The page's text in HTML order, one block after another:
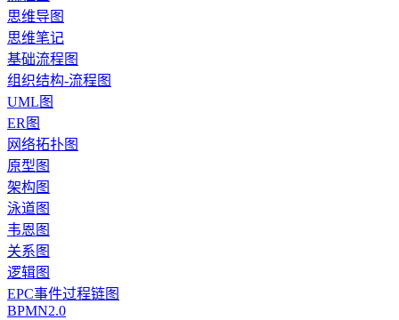
思维导图
思维笔记
基础流程图
组织结构-流程图
UML图
ER图
网络拓扑图
原型图
架构图
泳道图
韦恩图
关系图
逻辑图
EPC事件过程链图
BPMN2.0